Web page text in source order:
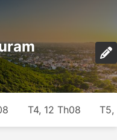
T4, 12 Th08 T5,